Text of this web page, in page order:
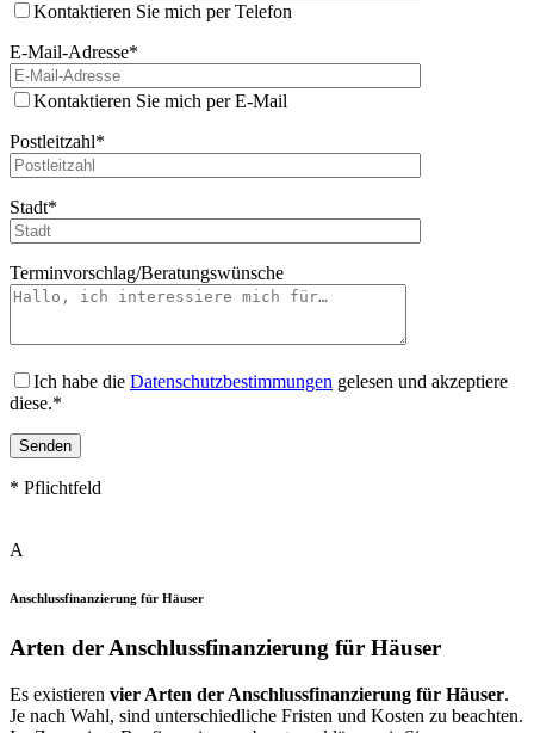
Kontaktieren Sie mich per Telefon
E-Mail-Adresse*
Kontaktieren Sie mich per E-Mail
Postleitzahl*
Stadt*
Terminvorschlag/Beratungswünsche
Ich habe die Datenschutzbestimmungen gelesen und akzeptiere
diese.*
* Pflichtfeld
lasse
Feld
A
Anschlussfinanzierung für Häuser
Arten der Anschlussfinanzierung für Häuser
Es existieren vier Arten der Anschlussfinanzierung für Häuser.
Je nach Wahl, sind unterschiedliche Fristen und Kosten zu beachten.